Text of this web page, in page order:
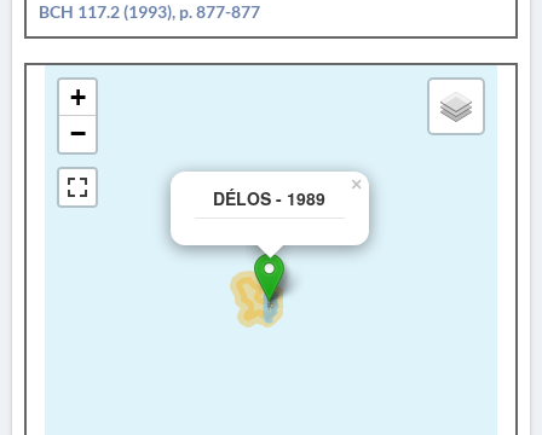
BCH 117.2 (1993), p. 877-877
DÉLOS - 1989
×
+
−